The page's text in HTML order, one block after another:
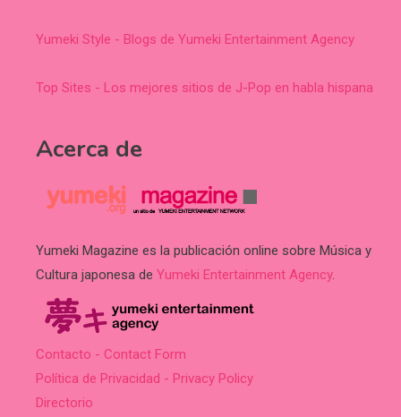
Yumeki Style - Blogs de Yumeki Entertainment Agency
Top Sites - Los mejores sitios de J-Pop en habla hispana
Acerca de
Yumeki Magazine es la publicación online sobre Música y
Cultura japonesa de Yumeki Entertainment Agency.
Contacto - Contact Form
Política de Privacidad - Privacy Policy
Directorio